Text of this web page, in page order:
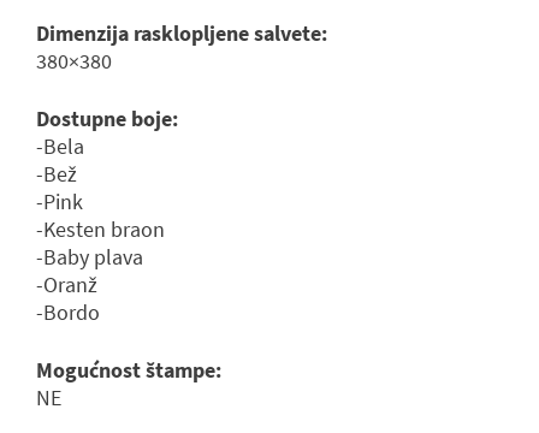
Dimenzija rasklopljene salvete:
380×380
Dostupne boje:
-Bela
-Bež
-Pink
-Kesten braon
-Baby plava
-Oranž
-Bordo
Mogućnost štampe:
NE